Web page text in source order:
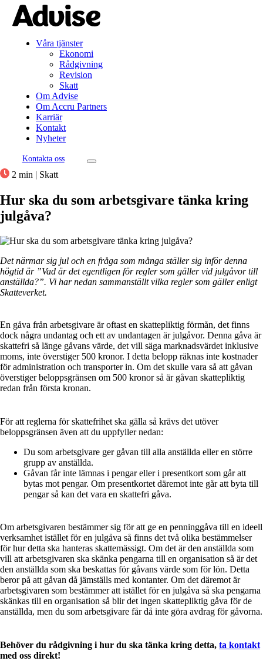
Våra tjänster
Ekonomi
Rådgivning
Revision
Skatt
Om Advise
Om Accru Partners
Karriär
Kontakt
Nyheter
Kontakta oss
2 min Skatt
Hur ska du som arbetsgivare tänka kring
julgåva?
Det närmar sig jul och en fråga som många ställer sig inför denna
högtid är ”Vad är det egentligen för regler som gäller vid julgåvor till
anställda?”. Vi har nedan sammanställt vilka regler som gäller enligt
Skatteverket.
En gåva från arbetsgivare är oftast en skattepliktig förmån, det finns
dock några undantag och ett av undantagen är julgåvor. Denna gåva är
skattefri så länge gåvans värde, det vill säga marknadsvärdet inklusive
moms, inte överstiger 500 kronor. I detta belopp räknas inte kostnader
för administration och transporter in. Om det skulle vara så att gåvan
överstiger beloppsgränsen om 500 kronor så är gåvan skattepliktig
redan från första kronan.
För att reglerna för skattefrihet ska gälla så krävs det utöver
beloppsgränsen även att du uppfyller nedan:
Du som arbetsgivare ger gåvan till alla anställda eller en större
grupp av anställda.
Gåvan får inte lämnas i pengar eller i presentkort som går att
bytas mot pengar. Om presentkortet däremot inte går att byta till
pengar så kan det vara en skattefri gåva.
Om arbetsgivaren bestämmer sig för att ge en penninggåva till en ideell
verksamhet istället för en julgåva så finns det två olika bestämmelser
för hur detta ska hanteras skattemässigt. Om det är den anställda som
vill att arbetsgivaren ska skänka pengarna till en organisation så är det
den anställda som ska beskattas för gåvans värde som för lön. Detta
beror på att gåvan då jämställs med kontanter. Om det däremot är
arbetsgivaren som bestämmer att istället för en julgåva så ska pengarna
skänkas till en organisation så blir det ingen skattepliktig gåva för de
anställda, men du som arbetsgivare får då inte göra avdrag för gåvorna.
Behöver du rådgivning i hur du ska tänka kring detta, ta kontakt
med oss direkt!